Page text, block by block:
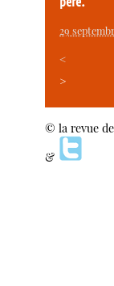
29
<
>
© la revue
&